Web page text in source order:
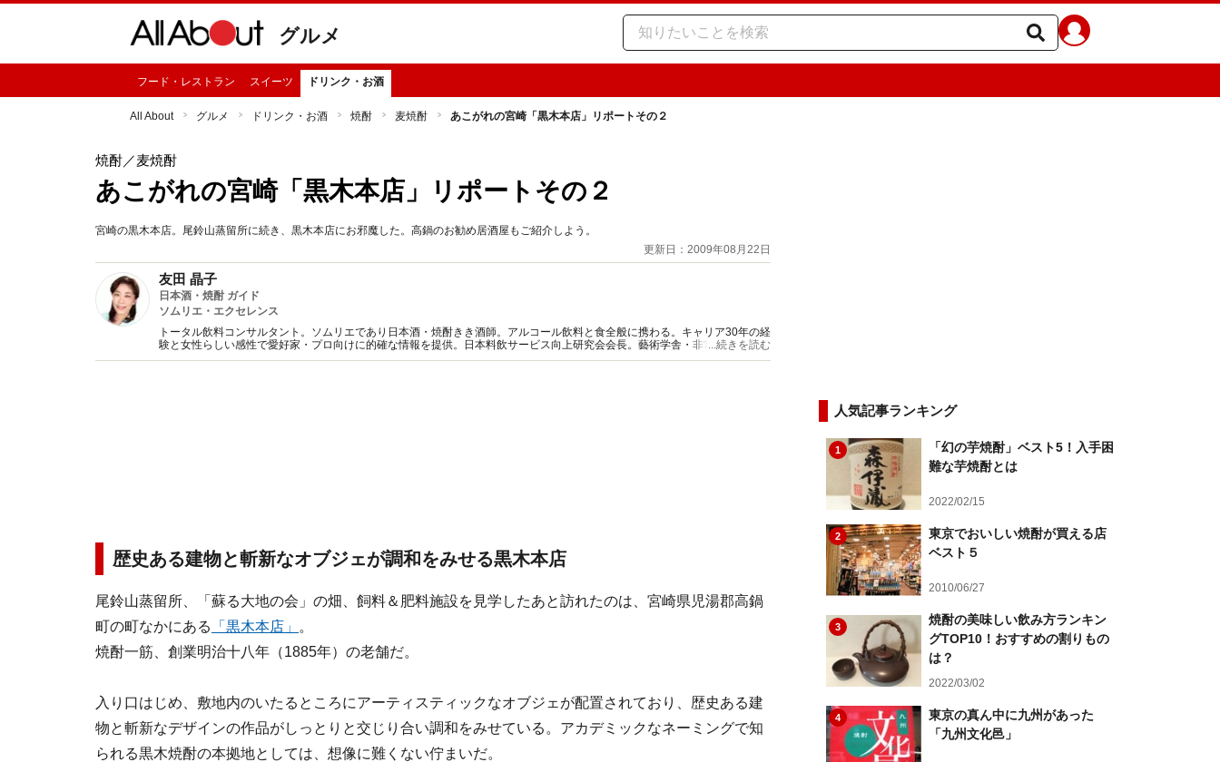
グルメ
フード・レストラン スイーツ ドリンク・お酒
All About グルメ ドリンク・お酒 焼酎 麦焼酎 あこがれの宮崎「黒木本店」リポートその２
焼酎／麦焼酎
あこがれの宮崎「黒木本店」リポートその２
宮崎の黒木本店。尾鈴山蒸留所に続き、黒木本店にお邪魔した。高鍋のお勧め居酒屋もご紹介しよう。
更新日：2009年08月22日
友田 晶子
日本酒・焼酎 ガイド
ソムリエ・エクセレンス
トータル飲料コンサルタント。ソムリエであり日本酒・焼酎きき酒師。アルコール飲料と食全般に携わる。キャリア30年の経
験と女性らしい感性で愛好家・プロ向けに的確な情報を提供。日本料飲サービス向上研究会会長。藝術学舎・非常勤講師。著
書多数。（一社）日本のSAKEとWINEを愛する女性の会（SAKE女の会）代表理事。
...続きを読む
歴史ある建物と斬新なオブジェが調和をみせる黒木本店
尾鈴山蒸留所、「蘇る大地の会」の畑、飼料＆肥料施設を見学したあと訪れたのは、宮崎県児湯郡高鍋
町の町なかにある
「黒木本店」
。
焼酎一筋、創業明治十八年（1885年）の老舗だ。
入り口はじめ、敷地内のいたるところにアーティスティックなオブジェが配置されており、歴史ある建
物と斬新なデザインの作品がしっとりと交じり合い調和をみせている。アカデミックなネーミングで知
られる黒木焼酎の本拠地としては、想像に難くない佇まいだ。
人気記事ランキング
1
「幻の芋焼酎」ベスト5！入手困
難な芋焼酎とは
2022/02/15
2
東京でおいしい焼酎が買える店
ベスト５
2010/06/27
3
焼酎の美味しい飲み方ランキン
グTOP10！おすすめの割りもの
は？
2022/03/02
4
東京の真ん中に九州があった
「九州文化邑」